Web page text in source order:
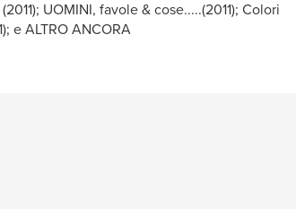
UOMINI, favole & cose.....(2011); Colori
e ALTRO ANCORA